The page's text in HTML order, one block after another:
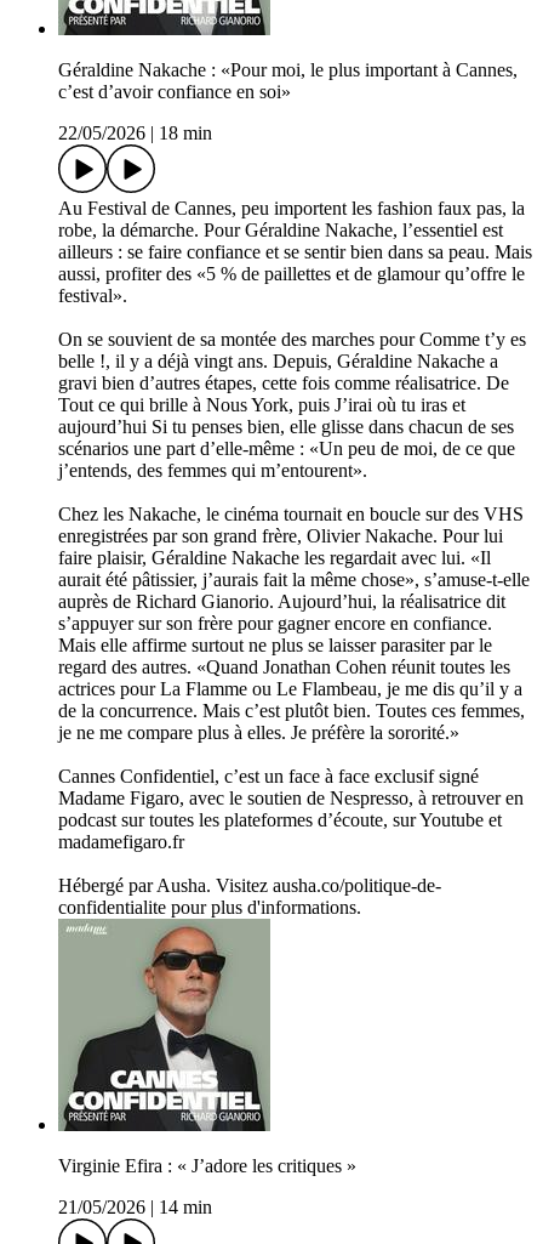
Géraldine Nakache : «Pour moi, le plus important à Cannes,
c’est d’avoir confiance en soi»
22/05/2026
18 min
Au Festival de Cannes, peu importent les fashion faux pas, la
robe, la démarche. Pour Géraldine Nakache, l’essentiel est
ailleurs : se faire confiance et se sentir bien dans sa peau. Mais
aussi, profiter des «5 % de paillettes et de glamour qu’offre le
festival».
On se souvient de sa montée des marches pour Comme t’y es
belle !, il y a déjà vingt ans. Depuis, Géraldine Nakache a
gravi bien d’autres étapes, cette fois comme réalisatrice. De
Tout ce qui brille à Nous York, puis J’irai où tu iras et
aujourd’hui Si tu penses bien, elle glisse dans chacun de ses
scénarios une part d’elle-même : «Un peu de moi, de ce que
j’entends, des femmes qui m’entourent».
Chez les Nakache, le cinéma tournait en boucle sur des VHS
enregistrées par son grand frère, Olivier Nakache. Pour lui
faire plaisir, Géraldine Nakache les regardait avec lui. «Il
aurait été pâtissier, j’aurais fait la même chose», s’amuse-t-elle
auprès de Richard Gianorio. Aujourd’hui, la réalisatrice dit
s’appuyer sur son frère pour gagner encore en confiance.
Mais elle affirme surtout ne plus se laisser parasiter par le
regard des autres. «Quand Jonathan Cohen réunit toutes les
actrices pour La Flamme ou Le Flambeau, je me dis qu’il y a
de la concurrence. Mais c’est plutôt bien. Toutes ces femmes,
je ne me compare plus à elles. Je préfère la sororité.»
Cannes Confidentiel, c’est un face à face exclusif signé
Madame Figaro, avec le soutien de Nespresso, à retrouver en
podcast sur toutes les plateformes d’écoute, sur Youtube et
madamefigaro.fr
Hébergé par Ausha. Visitez ausha.co/politique-de-
confidentialite pour plus d'informations.
Virginie Efira : « J’adore les critiques »
21/05/2026
14 min